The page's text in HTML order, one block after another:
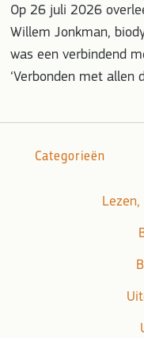
Op 26 juli 2026
Willem Jonkman,
was een verbindend
‘Verbonden met allen
Categorieën